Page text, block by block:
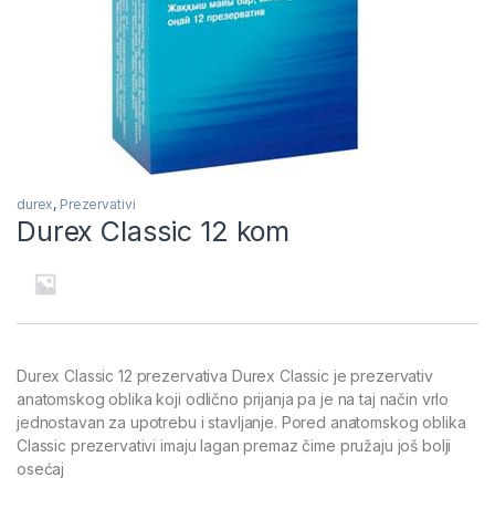
durex, Prezervativi
Durex Classic 12 kom
Durex Classic 12 prezervativa Durex Classic je prezervativ
anatomskog oblika koji odlično prijanja pa je na taj način vrlo
jednostavan za upotrebu i stavljanje. Pored anatomskog oblika
Classic prezervativi imaju lagan premaz čime pružaju još bolji
osećaj